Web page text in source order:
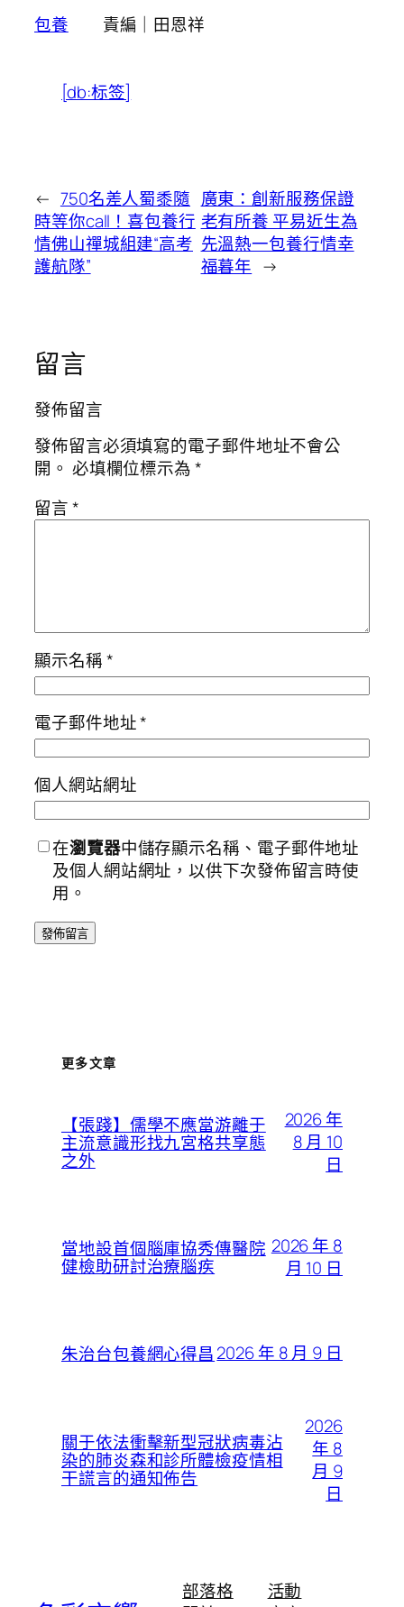
包養 責編｜田恩祥
[db:标签]
← 750名差人蜀黍隨
時等你call！喜包養行
情佛山禪城組建“高考
護航隊”
廣東：創新服務保證
老有所養 平易近生為
先溫熱一包養行情幸
福暮年 →
留言
發佈留言
發佈留言必須填寫的電子郵件地址不會公
開。 必填欄位標示為*
留言*
顯示名稱*
電子郵件地址*
個人網站網址
在瀏覽器中儲存顯示名稱、電子郵件地址
及個人網站網址，以供下次發佈留言時使
用。
更多文章
【張踐】儒學不應當游離于
主流意識形找九宮格共享態
之外
2026 年
8 月 10
日
當地設首個腦庫協秀傳醫院
健檢助研討治療腦疾
2026 年 8
月 10 日
朱治台包養網心得昌2026 年 8 月 9 日
關于依法衝擊新型冠狀病毒沾
染的肺炎森和診所體檢疫情相
干謊言的通知佈告
2026
年 8
月 9
日
部落格
活動